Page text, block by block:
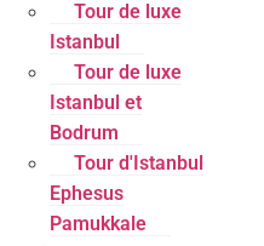
Tour de luxe
Istanbul
Tour de luxe
Istanbul et
Bodrum
Tour d'Istanbul
Ephesus
Pamukkale